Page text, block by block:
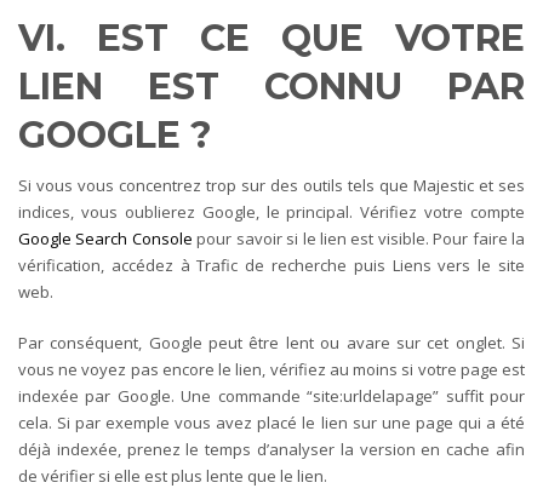
VI. EST CE QUE VOTRE
LIEN EST CONNU PAR
GOOGLE ?
Si vous vous concentrez trop sur des outils tels que Majestic et ses
indices, vous oublierez Google, le principal. Vérifiez votre compte
Google Search Console pour savoir si le lien est visible. Pour faire la
vérification, accédez à Trafic de recherche puis Liens vers le site
web.
Par conséquent, Google peut être lent ou avare sur cet onglet. Si
vous ne voyez pas encore le lien, vérifiez au moins si votre page est
indexée par Google. Une commande “site:urldelapage” suffit pour
cela. Si par exemple vous avez placé le lien sur une page qui a été
déjà indexée, prenez le temps d’analyser la version en cache afin
de vérifier si elle est plus lente que le lien.